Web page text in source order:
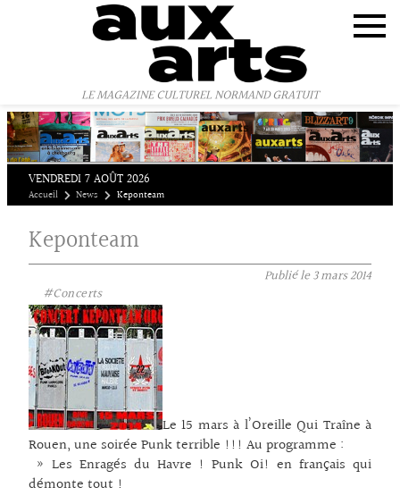
LE MAGAZINE CULTUREL NORMAND GRATUIT
VENDREDI 7 AOÛT 2026
Accueil News Keponteam
Keponteam
Publié le3 mars 2014
#Concerts
Le 15 mars à l’Oreille Qui Traîne à
Rouen, une soirée Punk terrible !!! Au programme :
» Les Enragés du Havre ! Punk Oi! en français qui
démonte tout !
Panneau de gestion des cookies